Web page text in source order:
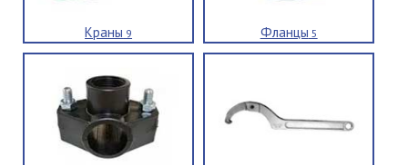
Краны 9 Фланцы 5